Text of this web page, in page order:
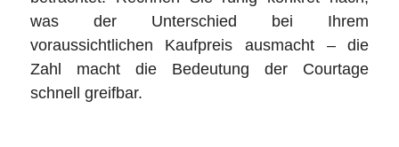
was der Unterschied bei Ihrem
voraussichtlichen Kaufpreis ausmacht – die
Zahl macht die Bedeutung der Courtage
schnell greifbar.